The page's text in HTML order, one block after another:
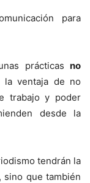
para
prácticas no
la ventaja de no
trabajo y poder
desde la
tendrán la
sino que también